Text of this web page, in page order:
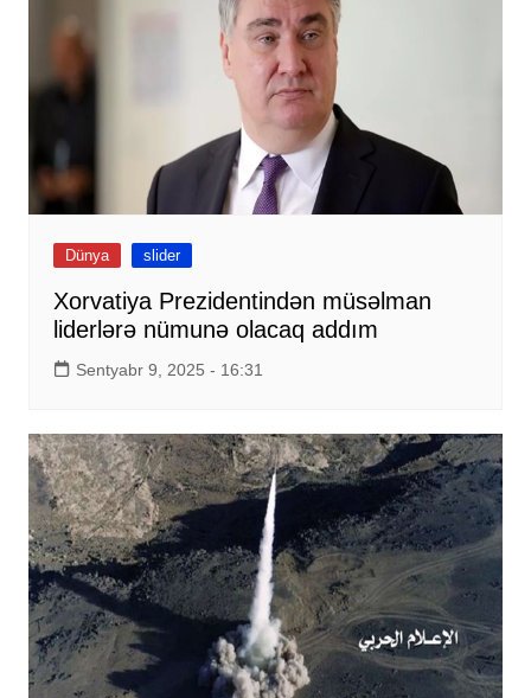
Dünya slider
Xorvatiya Prezidentindən müsəlman
liderlərə nümunə olacaq addım
Sentyabr 9, 2025 - 16:31